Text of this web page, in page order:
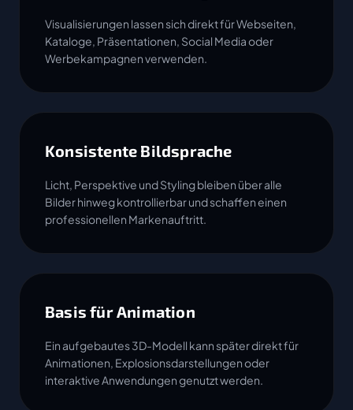
Visualisierungen lassen sich direkt für Webseiten,
Kataloge, Präsentationen, Social Media oder
Werbekampagnen verwenden.
Konsistente Bildsprache
Licht, Perspektive und Styling bleiben über alle
Bilder hinweg kontrollierbar und schaffen einen
professionellen Markenauftritt.
Basis für Animation
Ein aufgebautes 3D-Modell kann später direkt für
Animationen, Explosionsdarstellungen oder
interaktive Anwendungen genutzt werden.